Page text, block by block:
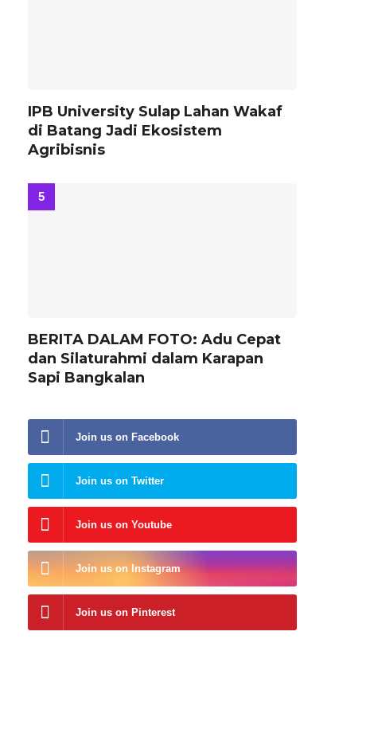
IPB University Sulap Lahan Wakaf
di Batang Jadi Ekosistem
Agribisnis
BERITA DALAM FOTO: Adu Cepat
dan Silaturahmi dalam Karapan
Sapi Bangkalan
Join us on Facebook
Join us on Twitter
Join us on Youtube
Join us on Instagram
Join us on Pinterest